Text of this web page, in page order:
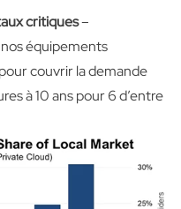
critiques–
équipements
couvrir la demande
à 10 ans pour 6 d’entre